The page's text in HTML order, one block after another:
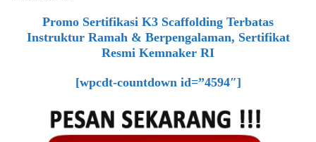
Promo Sertifikasi K3 Scaffolding Terbatas
Instruktur Ramah & Berpengalaman, Sertifikat
Resmi Kemnaker RI
[wpcdt-countdown id=”4594″]